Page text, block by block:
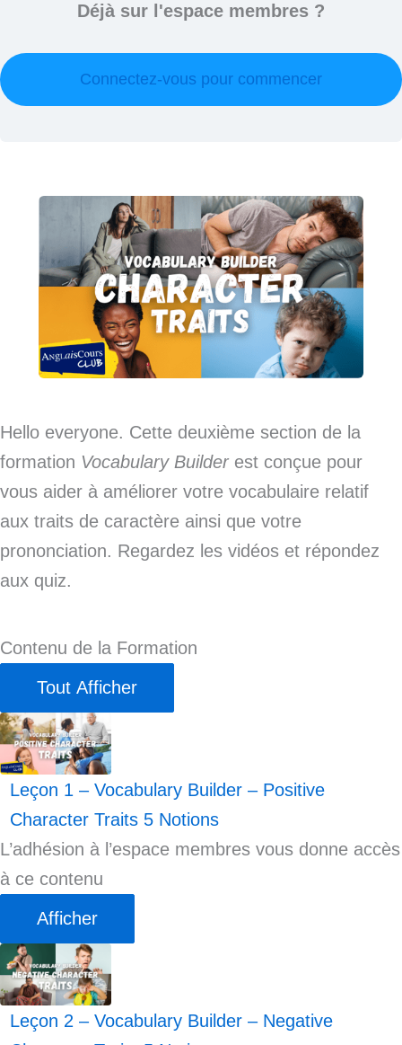
Déjà sur l'espace membres ?
Connectez-vous pour commencer
Hello everyone. Cette deuxième section de la
formation Vocabulary Builderest conçue pour
vous aider à améliorer votre vocabulaire relatif
aux traits de caractère ainsi que votre
prononciation. Regardez les vidéos et répondez
aux quiz.
Contenu de la Formation
Tout Afficher
Leçons
Leçon 1 – Vocabulary Builder – Positive
Character Traits 5 Notions
L’adhésion à l’espace membres vous donne accès
à ce contenu
Afficher
Leçon 2 – Vocabulary Builder – Negative